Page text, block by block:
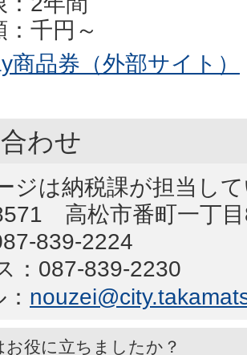
千円～
商品券（外部サイト）
わせ
ジは納税課が担当し
高松市番町一丁
839-2224
：087-839-2230
お役に立ちましたか？